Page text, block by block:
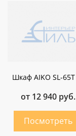
Шкаф AIKO SL-65Т
от 12 940 руб.